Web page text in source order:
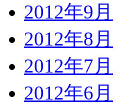
2012年9月
2012年8月
2012年7月
2012年6月